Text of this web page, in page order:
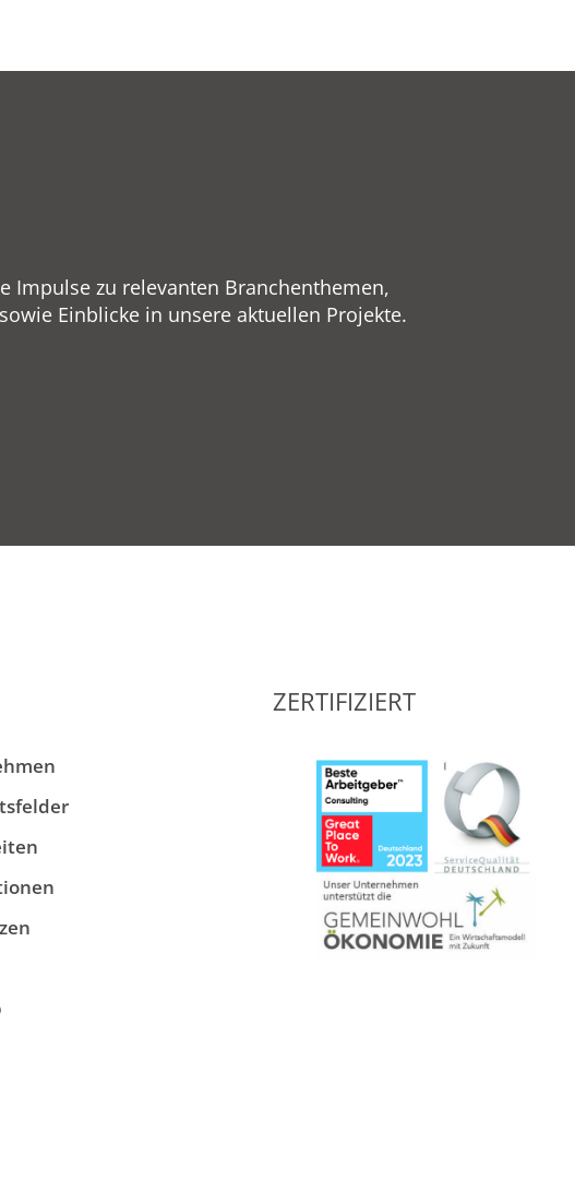
Impulse zu relevanten Branchenthemen,
Einblicke in unsere aktuellen Projekte.
ZERTIFIZIERT